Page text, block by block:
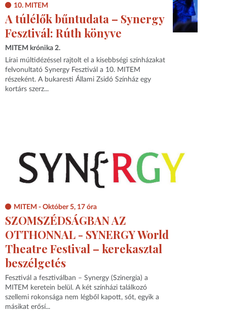
10. MITEM
A túlélők bűntudata – Synergy
Fesztivál: Rúth könyve
MITEM krónika 2.
Lírai múltidézéssel rajtolt el a kisebbségi színházakat
felvonultató Synergy Fesztivál a 10. MITEM
részeként. A bukaresti Állami Zsidó Színház egy
kortárs szerz...
MITEM - Október 5, 17 óra
SZOMSZÉDSÁGBAN AZ
OTTHONNAL - SYNERGY World
Theatre Festival – kerekasztal
beszélgetés
Fesztivál a fesztiválban – Synergy (Szinergia) a
MITEM keretein belül. A két színházi találkozó
szellemi rokonsága nem légből kapott, sőt, egyik a
másikat erősí...